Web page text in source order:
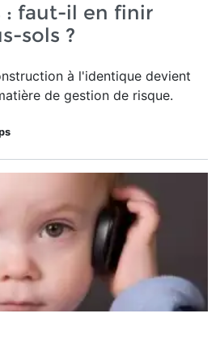
: faut-il en finir
sols ?
à l'identique devient
de gestion de risque.